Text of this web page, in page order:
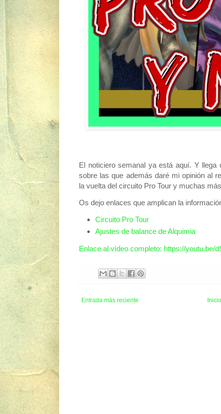
El noticiero semanal ya está aquí. Y llega
sobre las que además daré mi opinión al
la vuelta del circuito Pro Tour y muchas
Os dejo enlaces que amplican la
Circuito Pro Tour
Ajustes de balance de Alquimia
Enlace al vídeo completo: https://youtu.be/
Entrada más reciente Inicio